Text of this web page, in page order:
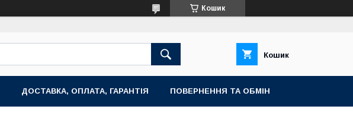
Кошик
Кошик
ДОСТАВКА, ОПЛАТА, ГАРАНТІЯ ПОВЕРНЕННЯ ТА ОБМІН